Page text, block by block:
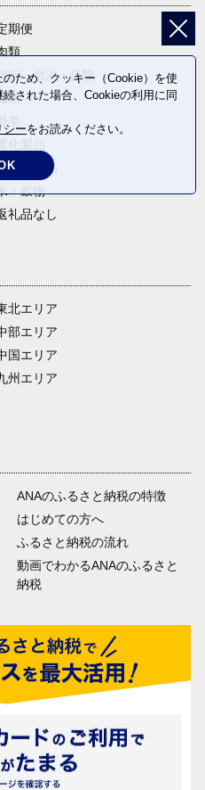
期便
類
行・宿泊・体験
類
菜
・乳製品
・穀物
礼品なし
北エリア
部エリア
国エリア
州エリア
ANAのふるさと納税の特徴
はじめての方へ
ふるさと納税の流れ
動画でわかるANAのふるさと
納税
ため、クッキー（Cookie）を使
された場合、Cookieの利用に同
シーをお読みください。